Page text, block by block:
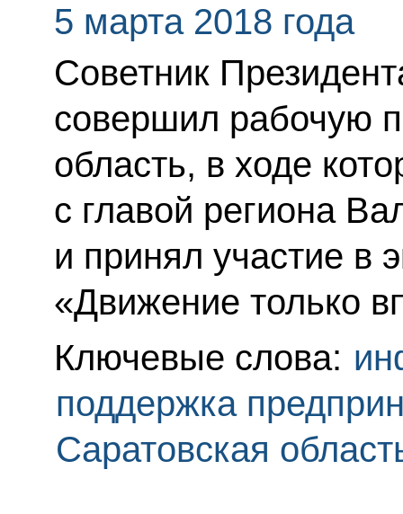
5 марта 2018 года
Советник
совершил рабочую
область, в ходе
с главой региона
и принял участие в
«Движение только
Ключевые слова:
поддержка
Саратовская